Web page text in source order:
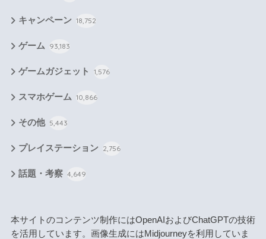
キャンペーン 18,752
ゲーム 93,183
ゲームガジェット 1,576
スマホゲーム 10,866
その他 5,443
プレイステーション 2,756
話題・考察 4,649
本サイトのコンテンツ制作にはOpenAIおよびChatGPTの技術
を活用しています。画像生成にはMidjourneyを利用していま